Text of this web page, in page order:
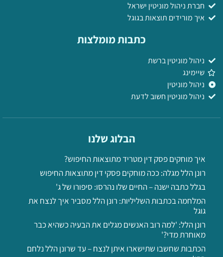
חברת ניהול מוניטין ישראל
איך מורידים תוצאות בגוגל
כתבות מומלצות
ניהול מוניטין ברשת
שיימינג
ניהול מוניטין
ניהול מוניטין חשוב לדעת
הבלוג שלנו
איך מוחקים פסק דין מטריד מתוצאות החיפוש?
רונן הלל מגלה: ככה מוחקים פסקי דין מתוצאות החיפוש
בגלל כתבה ישנה – החיים שלו נהרסו: סיפורו של ג'
המלחמה בכתבות השליליות: רונן הלל מסביר איך לנצח את
גוגל
רונן הלל: 'למה רוב האנשים מגלים את הבעיה כשהיא כבר
מאוחרת מדי?'
הכתבות שחשבו שתישארו איתן לנצח – עד שרונן הלל נלחם